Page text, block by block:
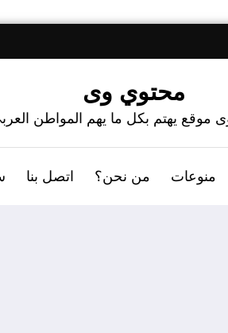
محتوي وى
موقع يهتم بكل ما يهم المواطن
منوعات من نحن؟ اتصل بنا